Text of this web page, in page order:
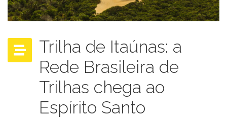
Trilha de Itaúnas: a
Rede Brasileira de
Trilhas chega ao
Espírito Santo